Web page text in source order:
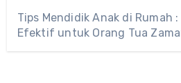
Tips Mendidik Anak di Rumah
Efektif untuk Orang Tua